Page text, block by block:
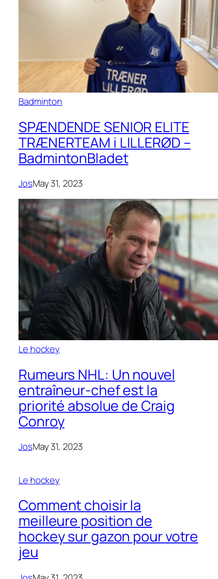
Badminton
SPÆNDENDE SENIOR ELITE
TRÆNERTEAM i LILLERØD –
BadmintonBladet
JosMay 31, 2023
Le hockey
Rumeurs NHL: Un nouvel
entraîneur-chef est la
priorité absolue de Craig
Conroy
JosMay 31, 2023
Le hockey
Comment choisir la
meilleure position de
hockey sur gazon pour votre
jeu